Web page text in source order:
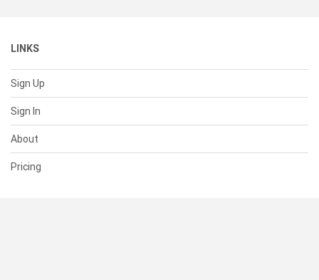
LINKS
Sign Up
Sign In
About
Pricing